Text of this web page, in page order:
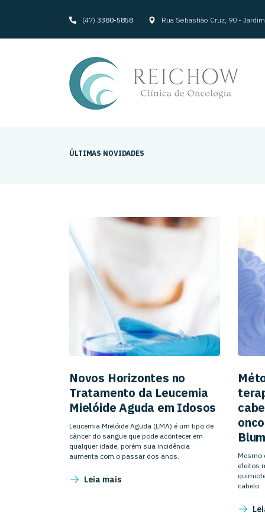
(47) 3380-5858 Rua Sebastião Cruz, 90 -
ÚLTIMAS NOVIDADES
Novos Horizontes no
Tratamento da Leucemia
Mielóide Aguda em Idosos
Leucemia Mielóide Aguda (LMA) é um tipo de
câncer do sangue que pode acontecer em
qualquer idade, porém sua incidência
aumenta com o passar dos anos.
Leia mais
Mesmo
efeitos
cabelo.